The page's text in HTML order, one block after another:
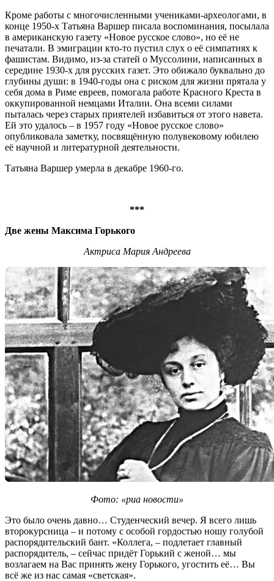
Кроме работы с многочисленными учениками-археологами, в
конце 1950-х Татьяна Варшер писала воспоминания, посылала
в американскую газету «Новое русское слово», но её не
печатали. В эмиграции кто-то пустил слух о её симпатиях к
фашистам. Видимо, из-за статей о Муссолини, написанных в
середине 1930-х для русских газет. Это обижало буквально до
глубины души: в 1940-годы она с риском для жизни прятала у
себя дома в Риме евреев, помогала работе Красного Креста в
оккупированной немцами Италии. Она всеми силами
пыталась через старых приятелей избавиться от этого навета.
Ей это удалось – в 1957 году «Новое русское слово»
опубликовала заметку, посвящённую полувековому юбилею
её научной и литературной деятельности.
Татьяна Варшер умерла в декабре 1960-го.
***
Две жены Максима Горького
Актриса Мария Андреева
Фото: «риа новости»
Это было очень давно… Студенческий вечер. Я всего лишь
второкурсница – и потому с особой гордостью ношу голубой
распорядительский бант. «Коллега, – подлетает главный
распорядитель, – сейчас придёт Горький с женой… мы
возлагаем на Вас принять жену Горького, угостить её… Вы
всё же из нас самая «светская».